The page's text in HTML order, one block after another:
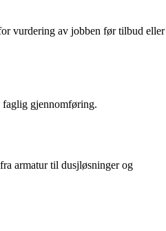
vurdering av jobben før tilbud eller
faglig gjennomføring.
armatur til dusjløsninger og